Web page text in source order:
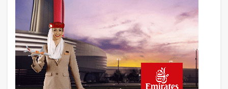
Norwegian Uçağına Polis Müdahalesi
23 saat önce
British Airways A380 seferlerini yüzde
28 azaltıyor